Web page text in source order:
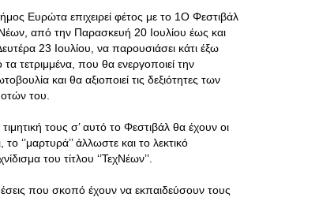
Ευρώτα επιχειρεί φέτος με το 1Ο Φεστιβάλ
από την Παρασκευή 20 Ιουλίου έως και
23 Ιουλίου, να παρουσιάσει κάτι έξω
τετριμμένα, που θα ενεργοποιεί την
και θα αξιοποιεί τις δεξιότητες των
του.
τους σ’ αυτό το Φεστιβάλ θα έχουν οι
το ‘’μαρτυρά’’ άλλωστε και το λεκτικό
του τίτλου ‘’ΤεχΝέων’’.
που σκοπό έχουν να εκπαιδεύσουν τους